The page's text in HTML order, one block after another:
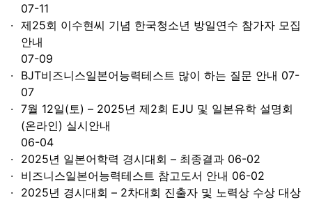
07-11
제25회 이수현씨 기념 한국청소년 방일연수 참가자 모집
안내
07-09
BJT비즈니스일본어능력테스트 많이 하는 질문 안내 07-
07
7월 12일(토) – 2025년 제2회 EJU 및 일본유학 설명회
(온라인) 실시안내
06-04
2025년 일본어학력 경시대회 – 최종결과 06-02
비즈니스일본어능력테스트 참고도서 안내 06-02
2025년 경시대회 – 2차대회 진출자 및 노력상 수상 대상